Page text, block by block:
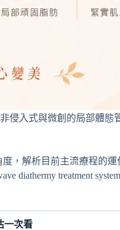
侵入式與微創的局部體態
，解析目前主流療程的
diathermy treatment
一次看